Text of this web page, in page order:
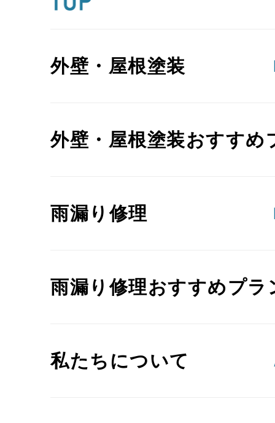
外壁・屋根塗装
外壁・屋根塗装おすすめ
雨漏り修理
雨漏り修理おすすめプラ
私たちについて